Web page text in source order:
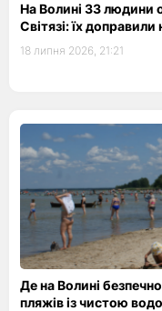
На Волині 33 людини
Світязі: їх
18 липня 2026, 21:21
Де на Волині
пляжів із чистою